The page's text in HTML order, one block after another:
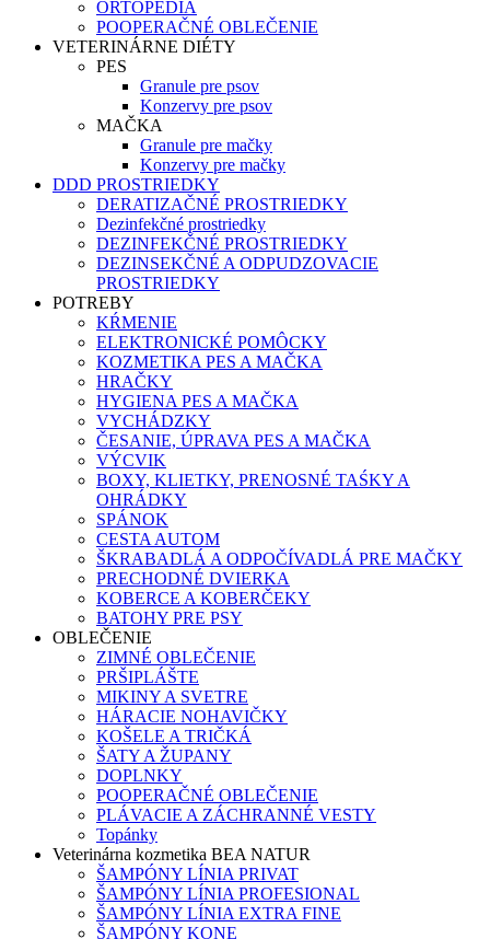
ORTOPÉDIA
POOPERAČNÉ OBLEČENIE
VETERINÁRNE DIÉTY
PES
Granule pre psov
Konzervy pre psov
MAČKA
Granule pre mačky
Konzervy pre mačky
DDD PROSTRIEDKY
DERATIZAČNÉ PROSTRIEDKY
Dezinfekčné prostriedky
DEZINFEKČNÉ PROSTRIEDKY
DEZINSEKČNÉ A ODPUDZOVACIE
PROSTRIEDKY
POTREBY
KŔMENIE
ELEKTRONICKÉ POMÔCKY
KOZMETIKA PES A MAČKA
HRAČKY
HYGIENA PES A MAČKA
VYCHÁDZKY
ČESANIE, ÚPRAVA PES A MAČKA
VÝCVIK
BOXY, KLIETKY, PRENOSNÉ TAŚKY A
OHRÁDKY
SPÁNOK
CESTA AUTOM
ŠKRABADLÁ A ODPOČÍVADLÁ PRE MAČKY
PRECHODNÉ DVIERKA
KOBERCE A KOBERČEKY
BATOHY PRE PSY
OBLEČENIE
ZIMNÉ OBLEČENIE
PRŠIPLÁŠTE
MIKINY A SVETRE
HÁRACIE NOHAVIČKY
KOŠELE A TRIČKÁ
ŠATY A ŽUPANY
DOPLNKY
POOPERAČNÉ OBLEČENIE
PLÁVACIE A ZÁCHRANNÉ VESTY
Topánky
Veterinárna kozmetika BEA NATUR
ŠAMPÓNY LÍNIA PRIVAT
ŠAMPÓNY LÍNIA PROFESIONAL
ŠAMPÓNY LÍNIA EXTRA FINE
ŠAMPÓNY KONE